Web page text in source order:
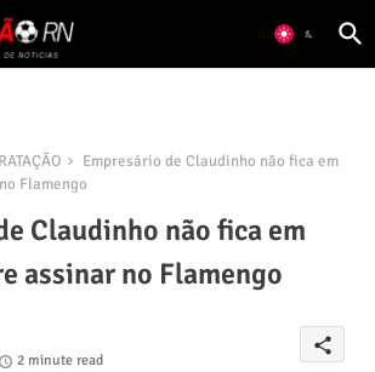
Empresário de Claudinho não fica em
Flamengo
Claudinho não fica em
assinar no Flamengo
2 minute read
share